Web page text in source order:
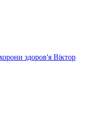
здоров'я Віктор